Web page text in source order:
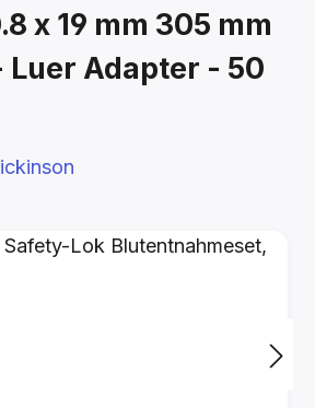
x 19 mm 305 mm
Luer Adapter - 50